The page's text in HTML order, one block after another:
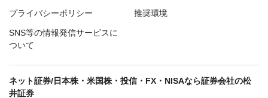
プライバシーポリシー 推奨環境
SNS等の情報発信サービスに
ついて
ネット証券/日本株・米国株・投信・FX・NISAなら証券会社の松
井証券